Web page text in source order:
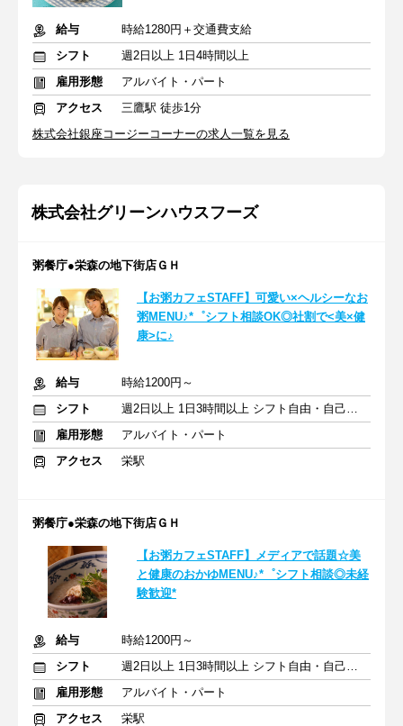
給与
時給1280円＋交通費支給
シフト
週2日以上 1日4時間以上
雇用形態
アルバイト・パート
アクセス
三鷹駅 徒歩1分
株式会社銀座コージーコーナーの求人一覧を見る
株式会社グリーンハウスフーズ
粥餐庁●栄森の地下街店ＧＨ
【お粥カフェSTAFF】可愛い×ヘルシーなお
粥MENU♪*゜シフト相談OK◎社割で<美×健
康>に♪
給与
時給1200円～
シフト
週2日以上 1日3時間以上 シフト自由・自己申告
雇用形態
アルバイト・パート
アクセス
栄駅
粥餐庁●栄森の地下街店ＧＨ
【お粥カフェSTAFF】メディアで話題☆美
と健康のおかゆMENU♪*゜シフト相談◎未経
験歓迎*
給与
時給1200円～
シフト
週2日以上 1日3時間以上 シフト自由・自己申告
雇用形態
アルバイト・パート
アクセス
栄駅